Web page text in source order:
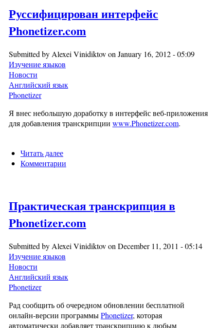
Руссифицирован интерфейс
Phonetizer.com
Submitted by Alexei Vinidiktovon January 16, 2012 - 05:09
Изучение языков
Новости
Английский язык
Phonetizer
Я внес небольшую доработку в интерфейс веб-приложения
для добавления транскрипции www.Phonetizer.com.
Читать далее
Комментарии
Практическая транскрипция в
Phonetizer.com
Submitted byAlexei Vinidiktovon December 11, 2011 - 05:14
Изучение языков
Новости
Английский язык
Phonetizer
Рад сообщить об очередном обновлении бесплатной
онлайн-версии программыPhonetizer, которая
автоматически добавляет транскрипцию к любым